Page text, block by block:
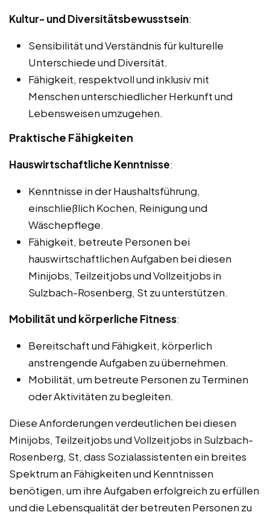
Kultur- und Diversitätsbewusstsein:
Sensibilität und Verständnis für kulturelle
Unterschiede und Diversität.
Fähigkeit, respektvoll und inklusiv mit
Menschen unterschiedlicher Herkunft und
Lebensweisen umzugehen.
Praktische Fähigkeiten
Hauswirtschaftliche Kenntnisse:
Kenntnisse in der Haushaltsführung,
einschließlich Kochen, Reinigung und
Wäschepflege.
Fähigkeit, betreute Personen bei
hauswirtschaftlichen Aufgaben bei diesen
Minijobs, Teilzeitjobs und Vollzeitjobs in
Sulzbach-Rosenberg, St zu unterstützen.
Mobilität und körperliche Fitness:
Bereitschaft und Fähigkeit, körperlich
anstrengende Aufgaben zu übernehmen.
Mobilität, um betreute Personen zu Terminen
oder Aktivitäten zu begleiten.
Diese Anforderungen verdeutlichen bei diesen
Minijobs, Teilzeitjobs und Vollzeitjobs in Sulzbach-
Rosenberg, St, dass Sozialassistenten ein breites
Spektrum an Fähigkeiten und Kenntnissen
benötigen, um ihre Aufgaben erfolgreich zu erfüllen
und die Lebensqualität der betreuten Personen zu